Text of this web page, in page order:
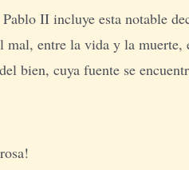
II incluye esta
mal, entre la vida y la
bien, cuya fuente se